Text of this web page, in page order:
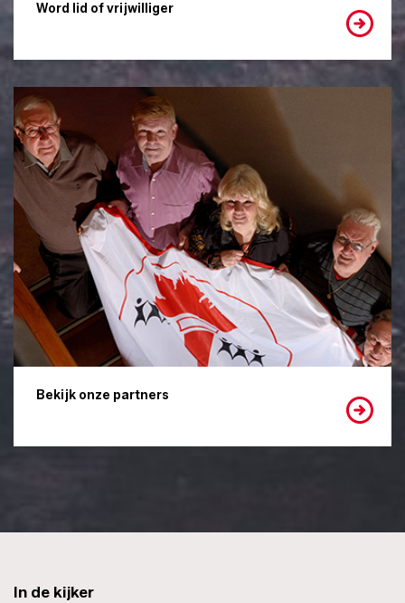
Word lid of vrijwilliger
Bekijk onze partners
In de kijker